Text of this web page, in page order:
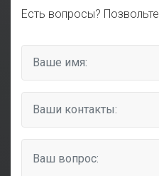
Есть вопросы?